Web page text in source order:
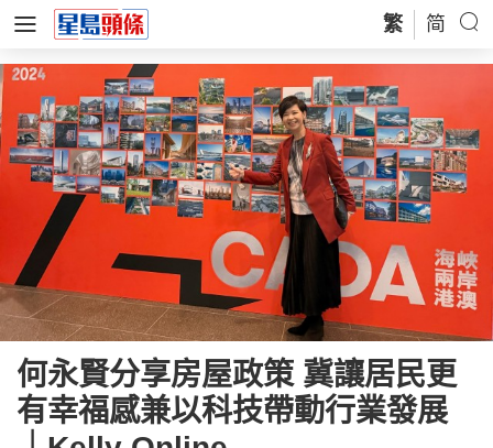
繁 简
何永賢分享房屋政策 冀讓居民更
有幸福感兼以科技帶動行業發展